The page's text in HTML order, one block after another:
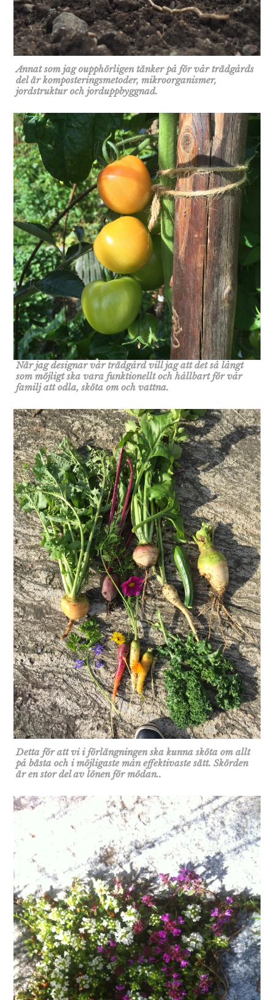
Annat som jag oupphörligen tänker på för vår trädgårds
del är komposteringsmetoder, mikroorganismer,
jordstruktur och jorduppbyggnad.
När jag designar vår trädgård vill jag att det så långt
som möjligt ska vara funktionellt och hållbart för vår
familj att odla, sköta om och vattna.
Detta för att vi i förlängningen ska kunna sköta om allt
på bästa och i möjligaste mån effektivaste sätt. Skörden
är en stor del av lönen för mödan..